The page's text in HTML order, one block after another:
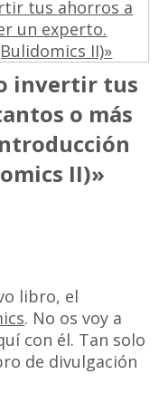
invertir tus
o más
II)»
libro, el
. No os voy a
con él. Tan solo
de divulgación